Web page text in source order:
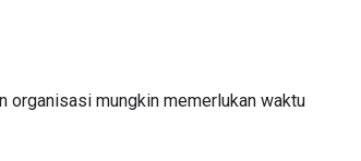
organisasi mungkin memerlukan waktu